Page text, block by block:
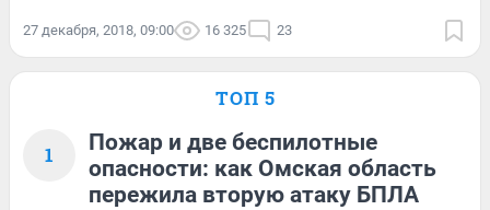
27 декабря, 2018, 09:00 16 325 23
ТОП 5
1
Пожар и две беспилотные
опасности: как Омская область
пережила вторую атаку БПЛА